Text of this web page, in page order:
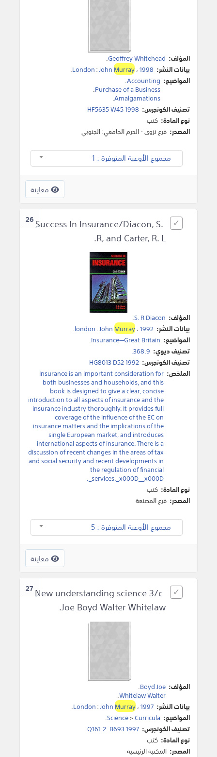
المؤلف: Geoffrey Whitehead
.
بيانات النشر:
London:JohnMurray،1998
.
المواضيع: Accounting
.
Purchase of a Business
.
Amalgamations
.
تصنيف الكونجرس: HF5635 W45 1998
نوع المادة: كتب
المصدر: فرع نزوى - الحرم الجامعي: الجنوبي
مجموع الأوعية المتوفرة : 1
معاينة
26 Success In Insurance/Diacon, S.
R, and Carter, R. L.
المؤلف: S. R Diacon
.
بيانات النشر:
london:JohnMurray،1992
.
المواضيع: Insurance—Great Britain
.
تصنيف ديوي: 368.9.
تصنيف الكونجرس: HG8013 D52 1992
الملخص: Insurance is an important consideration for
both businesses and households, and this
book is designed to give a clear, concise
introduction to all aspects of insurance and the
insurance industry thoroughly. It provides full
coverage of the influence of the EC on
insurance matters and the implications of the
single European market, and introduces
international aspects of insurance. There is a
discussion of recent changes in the areas of tax
and social security and recent developments in
the regulation of financial
services._x000D__x000D_.
نوع المادة: كتب
المصدر: فرع المصنعة
مجموع الأوعية المتوفرة : 5
معاينة
27New understanding science 3/c
Joe Boyd Walter Whitelaw.
المؤلف: Boyd Joe
.
Whitelaw Walter
.
بيانات النشر:
London:JohnMurray،1997
.
المواضيع:
Science>Curricula
.
تصنيف الكونجرس: Q161.2 .B693 1997
نوع المادة: كتب
المصدر: المكتبة الرئيسية